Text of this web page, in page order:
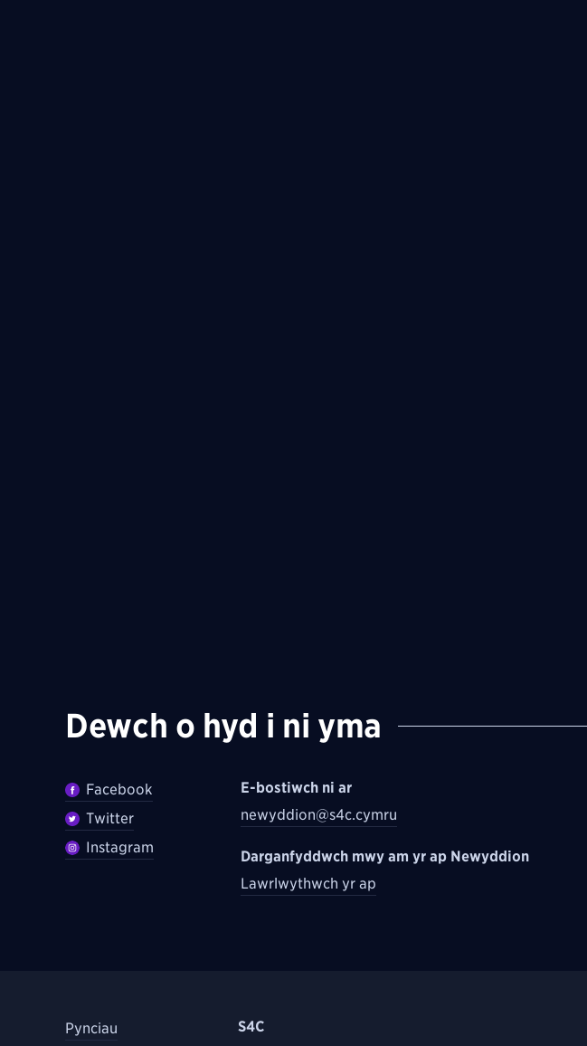
Dewch o hyd i ni yma
Facebook
Twitter
Instagram
E-bostiwch ni ar
newyddion@s4c.cymru
Darganfyddwch mwy am yr ap Newyddion
Lawrlwythwch yr ap
Pynciau
S4C